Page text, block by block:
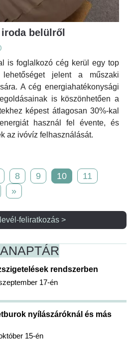
belülről
is foglalkozó cég kerül egy top
jelent a műszaki
A cég energiahatékonysági
is köszönhetően a
képest átlagosan 30%-kal
használ fel évente, és
az ivóvíz felhasználását.
8 9 10
11
»
feliratkozás >
NAPTÁR
rendszerben
17-én
nyílászáróknál és más
15-én